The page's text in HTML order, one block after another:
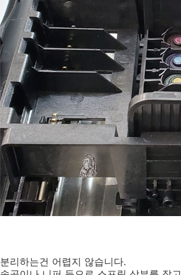
분리하는건 어렵지 않습니다.